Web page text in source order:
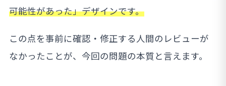
可能性があった」デザインです。
この点を事前に確認・修正する人間のレビューが
なかったことが、今回の問題の本質と言えます。